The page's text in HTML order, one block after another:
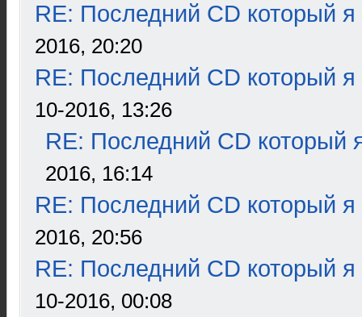
RE: Последний CD который я
2016, 20:20
RE: Последний CD который я
10-2016, 13:26
RE: Последний CD который
2016, 16:14
RE: Последний CD который я
2016, 20:56
RE: Последний CD который я
10-2016, 00:08